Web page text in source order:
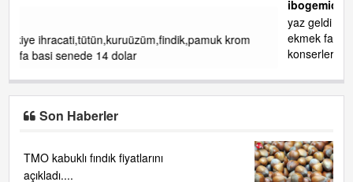
yaz geldi layyy layyy layy lom festivalleri başladı biz halk
ekmek fabrikası kent lokantası diyoruz ağacum yaz
konserleri diyor
Son Haberler
TMO kabuklı fındık fiyatlarını
açıkladı....